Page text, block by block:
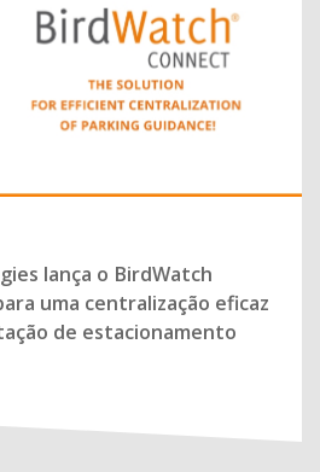
lança o BirdWatch
uma centralização eficaz
de estacionamento